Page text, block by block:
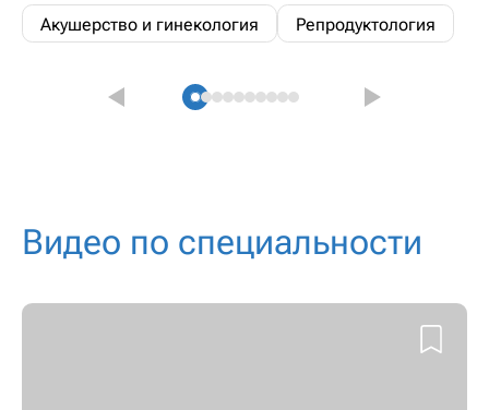
Акушерство и гинекология Репродуктология
Видео по специальности